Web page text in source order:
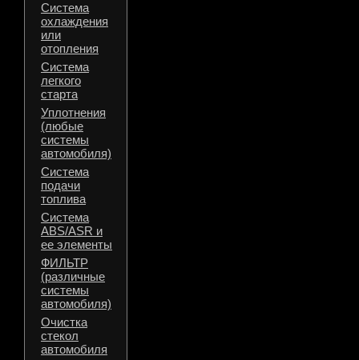
Система
охлаждения
или
отопления
Система
легкого
старта
Уплотнения
(любые
системы
автомобиля)
Система
подачи
топлива
Система
ABS/ASR и
ее элементы
ФИЛЬТР
(различные
системы
автомобиля)
Очистка
стекол
автомобиля